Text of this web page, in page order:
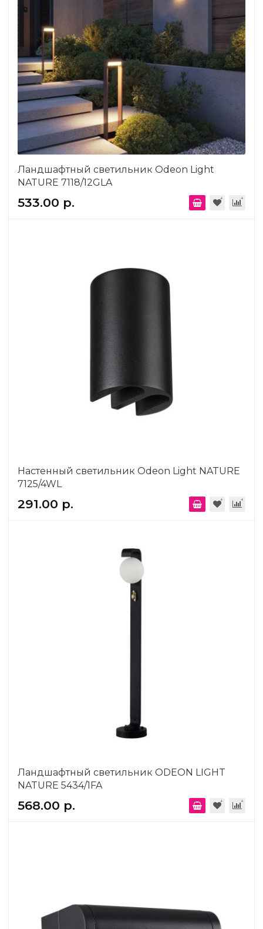
Ландшафтный светильник Odeon Light
NATURE 7118/12GLA
533.00 р.
Настенный светильник Odeon Light NATURE
7125/4WL
291.00 р.
Ландшафтный светильник ODEON LIGHT
NATURE 5434/1FA
568.00 р.